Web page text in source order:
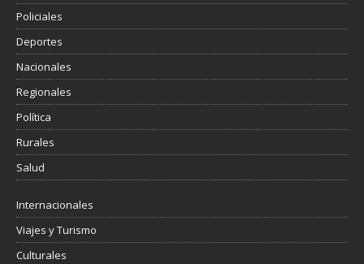
Policiales
Deportes
Nacionales
Regionales
Política
Rurales
Salud
Internacionales
Viajes y Turismo
Culturales